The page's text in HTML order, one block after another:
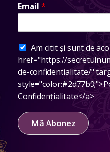
Email *
Am citit și sunt de
href="https://
de-confidentialitate/"
Confidențialitate</a>
Mă Abonez